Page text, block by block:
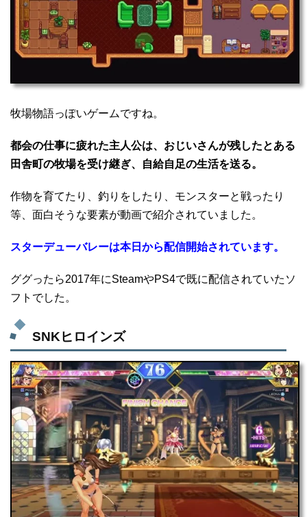
牧場物語っぽいゲームですね。
都会の仕事に疲れた主人公は、おじいさんが残したとある
田舎町の牧場を受け継ぎ、自給自足の生活を送る。
作物を育てたり、釣りをしたり、モンスターと戦ったり
等、面白そうな要素が動画で紹介されていました。
スターデューバレーは本日から配信開始されています。
ググったら2017年にSteamやPS4で既に配信されていたソ
フトでした。
SNKヒロインズ